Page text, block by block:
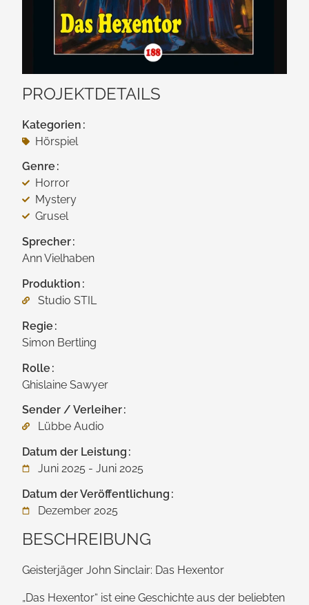
PROJEKTDETAILS
Kategorien
Hörspiel
Genre
Horror
Mystery
Grusel
Sprecher
Ann Vielhaben
Produktion
Studio STIL
Regie
Simon Bertling
Rolle
Ghislaine Sawyer
Sender / Verleiher
Lübbe Audio
Datum der Leistung
Juni 2025 - Juni 2025
Datum der Veröffentlichung
Dezember 2025
BESCHREIBUNG
Geisterjäger John Sinclair: Das Hexentor
„Das Hexentor“ ist eine Geschichte aus der beliebten